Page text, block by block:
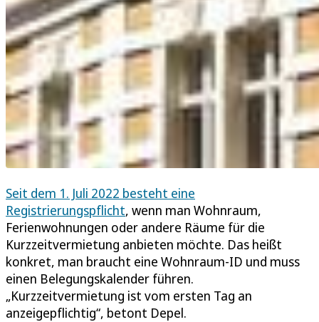
Seit dem 1. Juli 2022 besteht eine
Registrierungspflicht, wenn man Wohnraum,
Ferienwohnungen oder andere Räume für die
Kurzzeitvermietung anbieten möchte. Das heißt
konkret, man braucht eine Wohnraum-ID und muss
einen Belegungskalender führen.
„Kurzzeitvermietung ist vom ersten Tag an
anzeigepflichtig“, betont Depel.